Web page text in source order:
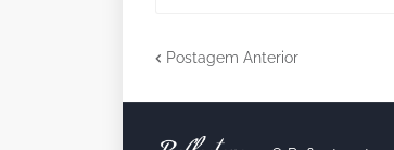
Postagem Anterior